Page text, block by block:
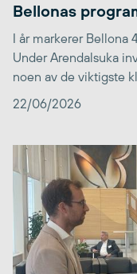
Bellonas
I år markerer Bellona
Under Arendalsuka
noen av de viktigste
22/06/2026